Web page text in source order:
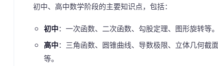
初中、高中数学阶段的主要知识点，包括：
初中：一次函数、二次函数、勾股定理、图形旋转等
高中：三角函数、圆锥曲线、导数极限、立体几何截
等。